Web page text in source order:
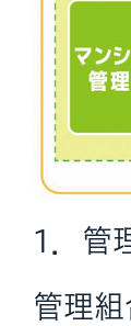
1．管
管理